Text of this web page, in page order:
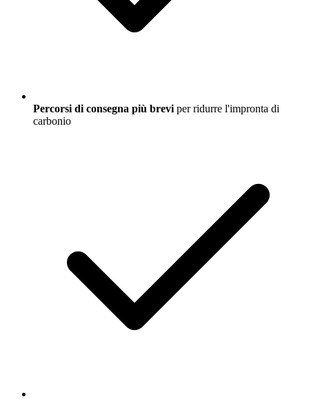
Percorsi di consegna più brevi per ridurre l'impronta di
carbonio